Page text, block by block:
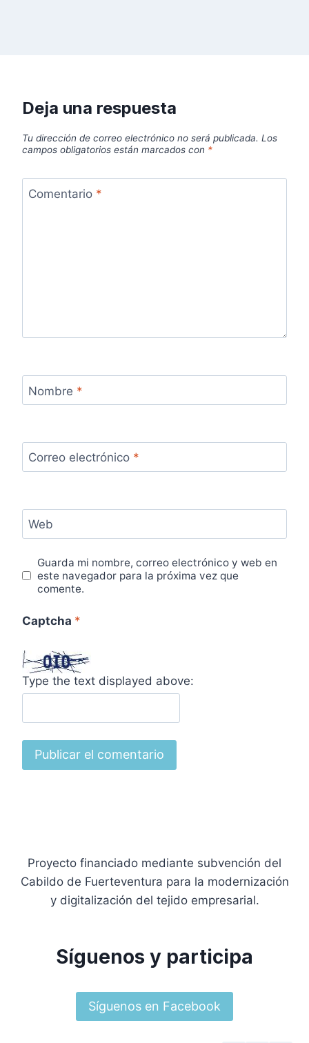
Deja una respuesta
Tu dirección de correo electrónico no será publicada. Los
campos obligatorios están marcados con *
Comentario *
Nombre *
Correo electrónico *
Web
Guarda mi nombre, correo electrónico y web en
este navegador para la próxima vez que
comente.
Captcha *
Type the text displayed above:
Proyecto financiado mediante subvención del
Cabildo de Fuerteventura para la modernización
y digitalización del tejido empresarial.
Síguenos y participa
Síguenos en Facebook